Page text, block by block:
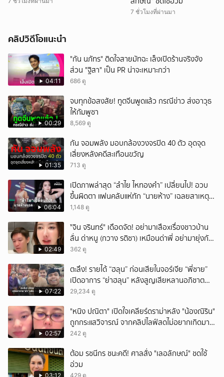
7 ชั่วโมงที่ผ่านมา
คลิปวิดีโอแนะนำ
04:11
"กัน นภัทร" ติดใจสายมัทฉะ เล็งเปิดร้านจริงจัง
ส่วน "ฐิสา" เป็น PR น่าจะเหมาะกว่า
686 ดู
00:29
จบทุกข้อสงสัย! ทูตจีนพูดแล้ว กรณีข่าว ส่งอาวุธ
ให้กัมพูชา
8,569 ดู
01:35
กัน จอมพลัง มอบกล้องวงจรปิด 40 ตัว อุดจุด
เสี่ยงหลังคดีสะเทือนขวัญ
713 ดู
06:04
เปิดภาพล่าสุด “ลำไย ไหทองคำ” เปลี่ยนไป! อวบ
ขึ้นผิดตา แฟนคลับแห่ทัก “นายห้าง” เฉลยสาเหตุ
ชัด!
1,148 ดู
02:49
ั่"จิน จรินทร์" เดือดจัด! อย่ามาเสือxเรื่องชาวบ้าน
ลั่น ด่าหนู (กวาง รติชา) เหมือนด่าพี่ อย่ามายุ่งกับ
คนของผม จบ!!!
362 ดู
07:22
ตะลึง! รายได้ “ฮลุน” ก่อนเสียในจอร์เจีย “พี่ชาย”
เปิดอาการ “ย่าฮลุน” หลังสูญเสียหลานอภิชาต
บุตร!
29,234 ดู
02:57
"หนิง ปณิตา" เปิดใจเคลียร์ดราม่าหลัง "น้องณิริน"
ถูกกระแสวิจารณ์ จากคลิปไลฟ์สดไม่อยากเกิดมา
หน้าเหมือนพ่อ
242 ดู
03:12
ต้อม รชนีกร ชนะคดี! ศาลสั่ง "เลอลักษณ์" ชดใช้
อ่วม
429 ดู